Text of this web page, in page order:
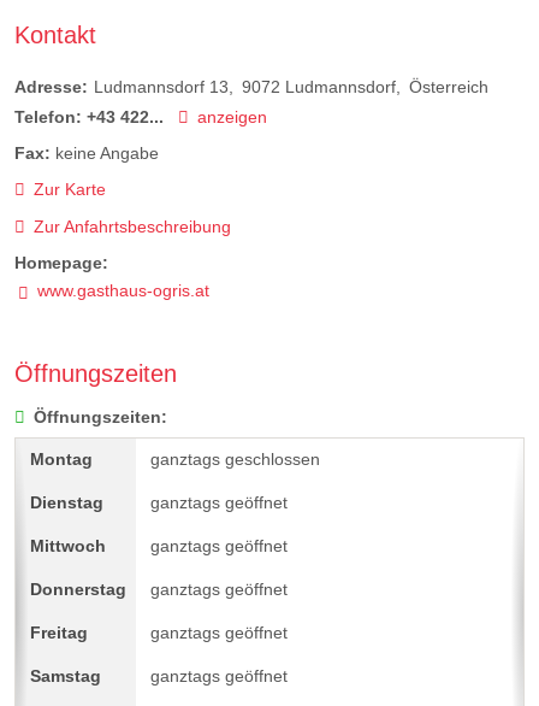
Kontakt
Adresse: Ludmannsdorf 13 9072 Ludmannsdorf
Österreich
Telefon: +43 422...
anzeigen
Fax: keine Angabe
Zur Karte
Zur Anfahrtsbeschreibung
Homepage:
www.gasthaus-ogris.at
Öffnungszeiten
Öffnungszeiten:
ganztags geschlossen
ganztags geöffnet
ganztags geöffnet
ganztags geöffnet
ganztags geöffnet
ganztags geöffnet